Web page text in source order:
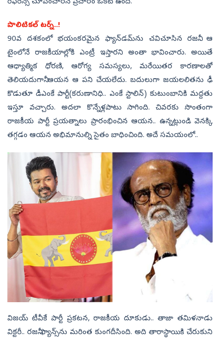
రిఫరెన్స్‌ చూపించారనే ప్రచారం ఒకటి ఉంది.
పొలిటికల్‌ టర్న్‌..!
90వ దశకంలో భయంకరమైన ఫ్యాన్‌డమ్‌ను చవిచూసిన రజనీ.. ఆ
టైంలోనే రాజకీయాల్లోకి ఎంట్రీ ఇస్తారని అంతా భావించారు. అయితే
ఆధ్యాత్మిక ధోరణి, ఆరోగ్య సమస్యలు, మరేయితర కారణాలతో
తెలియదుగానీ ఆయన ఆ పని చేయలేదు. బదులుగా జయలలితను ఢీ
కొడుతూ డీఎంకే పార్టీ(కరుణానిధి.. ఎంకే స్టాలిన్‌) కుటుంబానికి మద్దతు
ఇస్తూ వచ్చారు. అదలా కొన్నేళ్లపాటు సాగింది. చివరకు సొంతంగా
రాజకీయ పార్టీ ప్రయత్నాలు ప్రారంభించిన ఆయన.. ఉన్నట్లుండి వెనక్కి
తగ్గడం ఆయన అభిమానుల్ని సైతం బాధించింది. అదే సమయంలో..
విజయ్‌ టీవీకే పార్టీ ప్రకటన, రాజకీయ దూకుడు.. తాజా తమిళనాడు
విక్టరీ.. రజనీ ఫ్యాన్స్‌ను మరింత కుంగదీసింది. అది తారాస్థాయికి చేరుకుని